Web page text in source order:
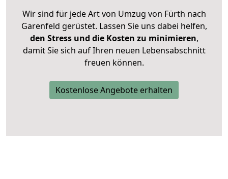
Wir sind für jede Art von Umzug von Fürth nach
Garenfeld gerüstet. Lassen Sie uns dabei helfen,
den Stress und die Kosten zu minimieren,
damit Sie sich auf Ihren neuen Lebensabschnitt
freuen können.
Kostenlose Angebote erhalten